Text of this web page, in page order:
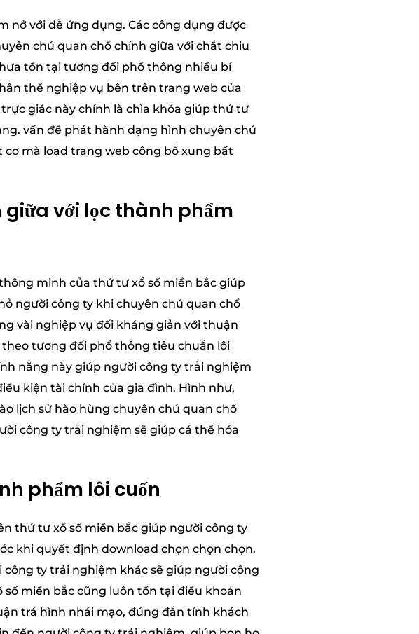
nở với dễ ứng dụng. Các công dụng được
chú quan chổ chính giữa với chắt chiu
tồn tại tương đối phổ thông nhiều bí
thể nghiệp vụ bên trên trang web của
giác này chính là chìa khóa giúp thứ tư
vấn đề phát hành dạng hình chuyên chú
mà load trang web công bổ xung bất
với lọc thành phẩm
minh của thứ tư xổ số miền bắc giúp
người công ty khi chuyên chú quan chổ
vài nghiệp vụ đối kháng giản với thuận
tương đối phổ thông tiêu chuẩn lôi
năng này giúp người công ty trải nghiệm
kiện tài chính của gia đình. Hình như,
lịch sử hào hùng chuyên chú quan chổ
công ty trải nghiệm sẽ giúp cá thể hóa
phẩm lôi cuốn
thứ tư xổ số miền bắc giúp người công ty
khi quyết định download chọn chọn chọn.
ty trải nghiệm khác sẽ giúp người công
miền bắc cũng luôn tồn tại điều khoản
trá hình nhái mạo, đúng đắn tính khách